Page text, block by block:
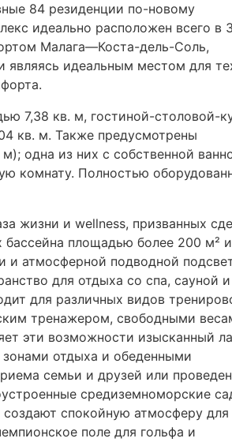
84 резиденции по-новому
идеально расположен всего в
Малага—Коста-дель-Соль,
являясь идеальным местом для
7,38 кв. м, гостиной-столовой-
кв. м. Также предусмотрены
одна из них с собственной
комнату. Полностью
жизни и wellness, призванных
площадью более 200 м² и
и атмосферной подводной
для отдыха со спа, сауной и
для различных видов
тренажером, свободными
эти возможности изысканный
отдыха и обеденными
семьи и друзей или
средиземноморские
спокойную атмосферу для
поле для гольфа и